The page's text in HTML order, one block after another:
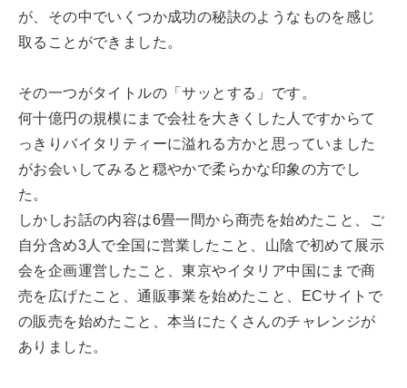
が、その中でいくつか成功の秘訣のようなものを感じ
取ることができました。
その一つがタイトルの「サッとする」です。
何十億円の規模にまで会社を大きくした人ですからて
っきりバイタリティーに溢れる方かと思っていました
がお会いしてみると穏やかで柔らかな印象の方でし
た。
しかしお話の内容は6畳一間から商売を始めたこと、ご
自分含め3人で全国に営業したこと、山陰で初めて展示
会を企画運営したこと、東京やイタリア中国にまで商
売を広げたこと、通販事業を始めたこと、ECサイトで
の販売を始めたこと、本当にたくさんのチャレンジが
ありました。